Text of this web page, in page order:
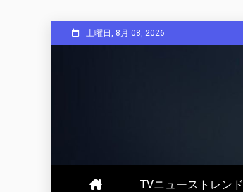
to
土曜日, 8月 08, 2026
TVニューストレンド